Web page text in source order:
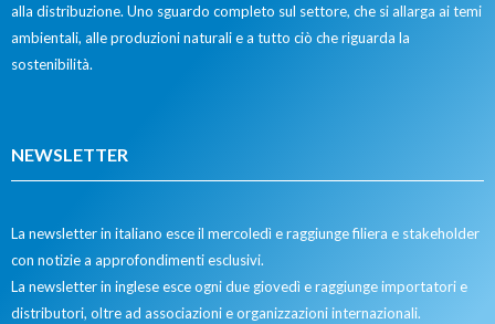
alla distribuzione. Uno sguardo completo sul settore, che si allarga ai temi
ambientali, alle produzioni naturali e a tutto ciò che riguarda la
sostenibilità.
NEWSLETTER
La newsletter in italiano esce il mercoledì e raggiunge filiera e stakeholder
con notizie a approfondimenti esclusivi.
La newsletter in inglese esce ogni due giovedì e raggiunge importatori e
distributori, oltre ad associazioni e organizzazioni internazionali.